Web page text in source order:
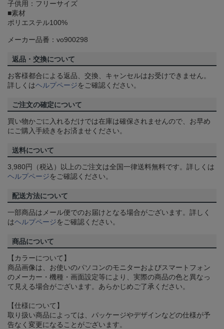
子供用：フリーサイズ
■素材
ポリエステル100%
メーカー品番：vo900298
返品・交換について
お客様都合による返品、交換、キャンセルはお受けできません。
詳しくはヘルプページをご確認ください。
ご注文の確定について
買い物かごに入れるだけでは在庫は確保されませんので、お早め
にご購入手続きをお済ませください。
送料について
3,980円（税込）以上のご注文は全国一律送料無料です。詳しくは
ヘルプページをご確認ください。
配送方法について
一部商品はメール便でのお届けとなる場合がございます。詳しく
はヘルプページをご確認ください。
商品について
【カラーについて】
商品画像は、お使いのパソコンのモニターおよびスマートフォン
のメーカー・機種・画面設定等により、実際の商品の色と異なっ
て見える場合がございます。あらかじめご了承ください。
【仕様について】
取り扱い商品によっては、パッケージやデザインなどの仕様が予
告なく変更になることがございます。